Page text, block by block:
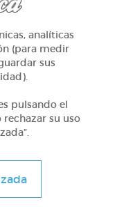
analíticas
(para medir
sus
pulsando el
rechazar su uso